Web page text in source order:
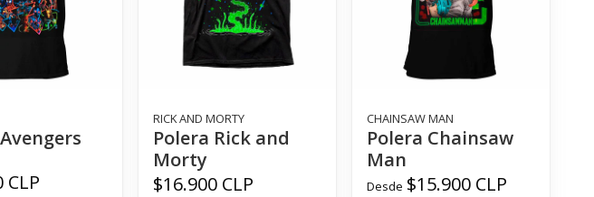
CLP
RICK AND MORTY
Polera Rick and
Morty
$16.900 CLP
CHAINSAW MAN
Polera Chainsaw
Man
Desde $15.900 CLP